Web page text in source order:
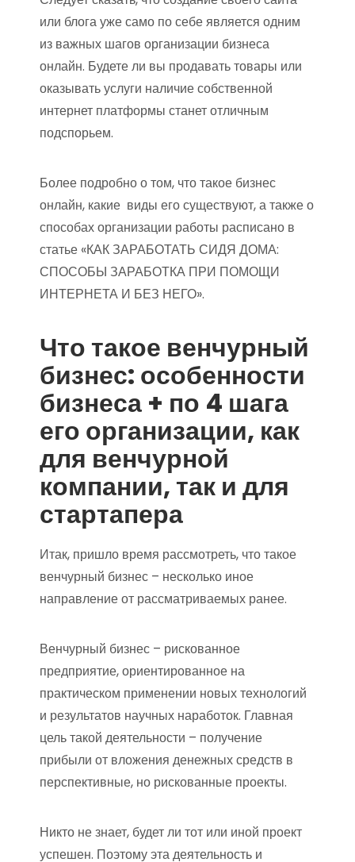
или блога уже само по себе является одним
из важных шагов организации бизнеса
онлайн. Будете ли вы продавать товары или
оказывать услуги наличие собственной
интернет платформы станет отличным
подспорьем.
Более подробно о том, что такое бизнес
онлайн, какие виды его существуют, а также о
способах организации работы расписано в
статье «КАК ЗАРАБОТАТЬ СИДЯ ДОМА:
СПОСОБЫ ЗАРАБОТКА ПРИ ПОМОЩИ
ИНТЕРНЕТА И БЕЗ НЕГО».
Что такое венчурный
бизнес: особенности
бизнеса + по 4 шага
его организации, как
для венчурной
компании, так и для
стартапера
Итак, пришло время рассмотреть, что такое
венчурный бизнес – несколько иное
направление от рассматриваемых ранее.
Венчурный бизнес – рискованное
предприятие, ориентированное на
практическом применении новых технологий
и результатов научных наработок. Главная
цель такой деятельности – получение
прибыли от вложения денежных средств в
перспективные, но рискованные проекты.
Никто не знает, будет ли тот или иной проект
успешен. Поэтому эта деятельность и